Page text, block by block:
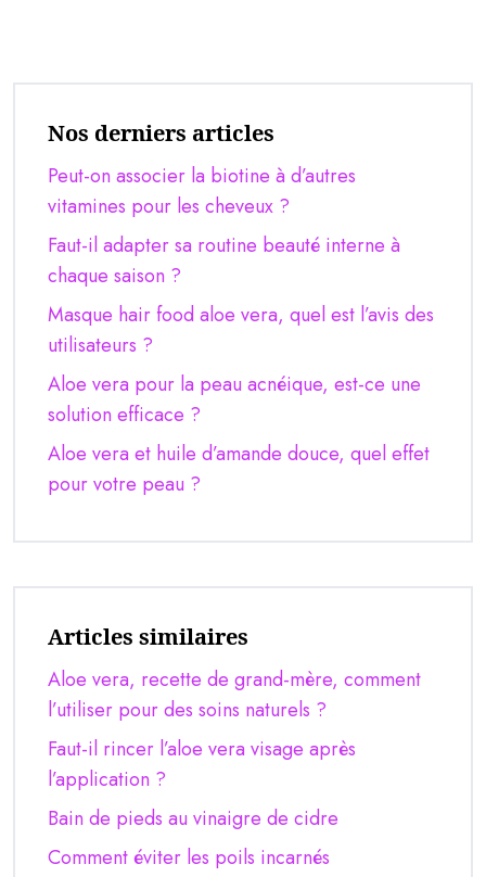
Nos derniers articles
Peut-on associer la biotine à d’autres
vitamines pour les cheveux ?
Faut-il adapter sa routine beauté interne à
chaque saison ?
Masque hair food aloe vera, quel est l’avis des
utilisateurs ?
Aloe vera pour la peau acnéique, est-ce une
solution efficace ?
Aloe vera et huile d’amande douce, quel effet
pour votre peau ?
Articles similaires
Aloe vera, recette de grand-mère, comment
l’utiliser pour des soins naturels ?
Faut-il rincer l’aloe vera visage après
l’application ?
Bain de pieds au vinaigre de cidre
Comment éviter les poils incarnés